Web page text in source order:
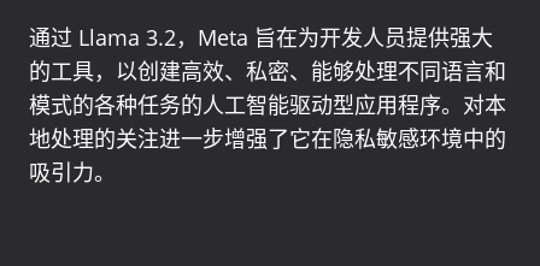
通过 Llama 3.2，Meta 旨在为开发人员提供强大
的工具，以创建高效、私密、能够处理不同语言和
模式的各种任务的人工智能驱动型应用程序。对本
地处理的关注进一步增强了它在隐私敏感环境中的
吸引力。